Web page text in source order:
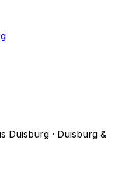
Duisburg · Duisburg &